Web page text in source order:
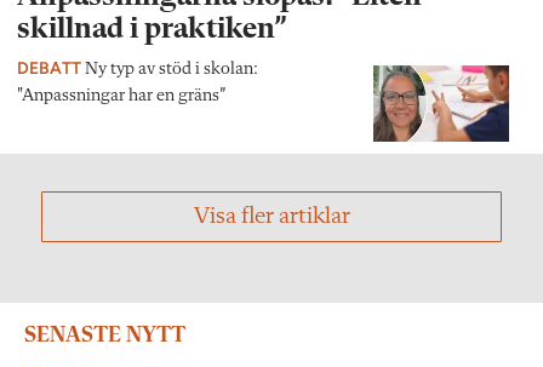
skillnad i praktiken”
DEBATT Ny typ av stöd i skolan:
"Anpassningar har en gräns”
Visa fler artiklar
SENASTE NYTT